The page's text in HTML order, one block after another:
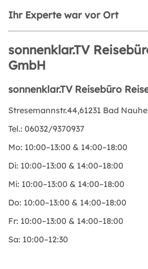
Ihr Experte war vor Ort
sonnenklar.TV
GmbH
sonnenklar.TV Reisebüro
Stresemannstr.44,61231 Bad
Tel.: 06032/9370937
Mo: 10:00–13:00 & 14:00–18:00
Di: 10:00–13:00 & 14:00–18:00
Mi: 10:00–13:00 & 14:00–18:00
Do: 10:00–13:00 & 14:00–18:00
Fr: 10:00–13:00 & 14:00–18:00
Sa: 10:00–12:30